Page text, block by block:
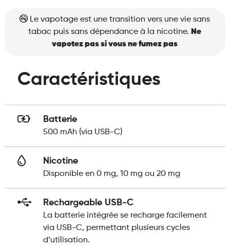
Le vapotage est une transition vers une vie sans
tabac puis sans dépendance à la nicotine. Ne
vapotez pas si vous ne fumez pas
Caractéristiques
Batterie
500 mAh (via USB-C)
Nicotine
Disponible en 0 mg, 10 mg ou 20 mg
Rechargeable USB-C
La batterie intégrée se recharge facilement
via USB-C, permettant plusieurs cycles
d’utilisation.